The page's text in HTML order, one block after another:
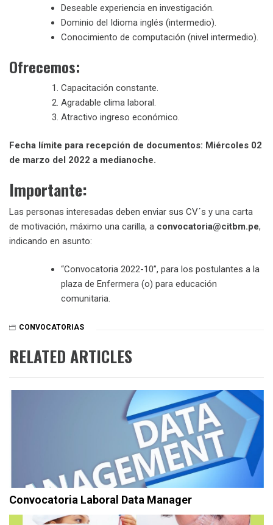
Deseable experiencia en investigación.
Dominio del Idioma inglés (intermedio).
Conocimiento de computación (nivel intermedio).
Ofrecemos:
Capacitación constante.
Agradable clima laboral.
Atractivo ingreso económico.
Fecha límite para recepción de documentos: Miércoles 02
de marzo del 2022 a medianoche.
Importante:
Las personas interesadas deben enviar sus CV´s y una carta
de motivación, máximo una carilla, a convocatoria@citbm.pe,
indicando en asunto:
“Convocatoria 2022-10”, para los postulantes a la
plaza de Enfermera (o) para educación
comunitaria.
CONVOCATORIAS
RELATED ARTICLES
Convocatoria Laboral Data Manager